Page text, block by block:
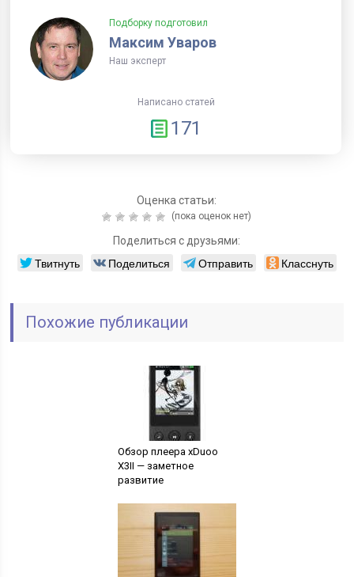
Подборку подготовил
Максим Уваров
Наш эксперт
Написано статей
171
Оценка статьи:
(пока оценок нет)
Поделиться с друзьями:
Твитнуть Поделиться Отправить Класснуть
Похожие публикации
Обзор плеера xDuoo
X3II — заметное
развитие